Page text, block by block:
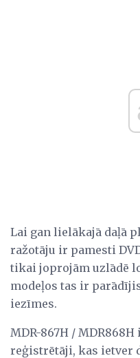
Lai gan lielākajā daļā
ražotāju ir pamesti
tikai joprojām uzlādē
modeļos tas ir
iezīmes.
MDR-867H /
reģistrētāji, kas ietver